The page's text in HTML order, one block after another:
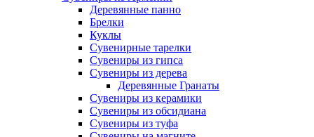
Деревянные панно
Брелки
Куклы
Сувенирные тарелки
Сувениры из гипса
Сувениры из дерева
Деревянные Гранаты
Сувениры из керамики
Сувениры из обсидиана
Сувениры из туфа